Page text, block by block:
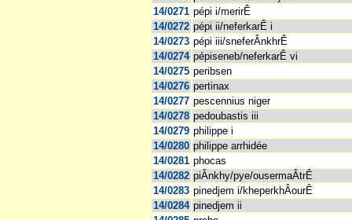
14/0271 pépi i/merirÊ
14/0272 pépi ii/neferkarÊ i
14/0273 pépi iii/sneferÂnkhrÊ
14/0274 pépiseneb/neferkarÊ vi
14/0275 peribsen
14/0276 pertinax
14/0277 pescennius niger
14/0278 pedoubastis iii
14/0279 philippe i
14/0280 philippe arrhidée
14/0281 phocas
14/0282 piÂnkhy/pye/ousermaÂtrÊ
14/0283 pinedjem i/kheperkhÂourÊ
14/0284 pinedjem ii